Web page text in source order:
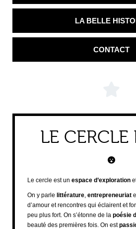
LA BELLE
CONTACT
LE CERCLE
Le cercle est un espace d’exploration
On y parle littérature, entrepreneuriat
d’amour et rencontres qui éclairent et
peu plus fort. On s’étonne de la poésie
beauté des premières fois. On est